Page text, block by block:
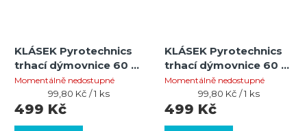
KLÁSEK Pyrotechnics
trhací dýmovnice 60 –
modrá (5 ks)
Momentálně nedostupné
499 Kč
Měrná
cena:
99,80 Kč / 1 ks
KLÁSEK Pyrotechnics
trhací dýmovnice 60 –
žlutá (5 ks)
Momentálně nedostupné
499 Kč
Měrná
cena:
99,80 Kč / 1 ks